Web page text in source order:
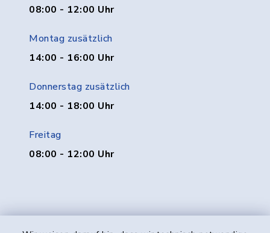
08:00 - 12:00 Uhr
Montag zusätzlich
14:00 - 16:00 Uhr
Donnerstag zusätzlich
14:00 - 18:00 Uhr
Freitag
08:00 - 12:00 Uhr